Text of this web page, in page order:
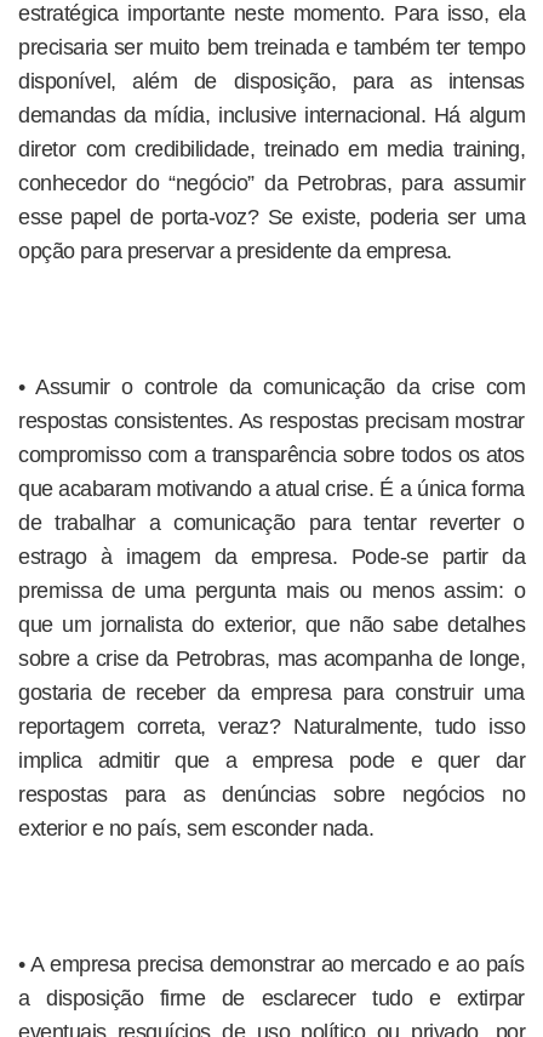
estratégica importante neste momento. Para isso, ela
precisaria ser muito bem treinada e também ter tempo
disponível, além de disposição, para as intensas
demandas da mídia, inclusive internacional. Há algum
diretor com credibilidade, treinado em media training,
conhecedor do “negócio” da Petrobras, para assumir
esse papel de porta-voz? Se existe, poderia ser uma
opção para preservar a presidente da empresa.
• Assumir o controle da comunicação da crise com
respostas consistentes. As respostas precisam mostrar
compromisso com a transparência sobre todos os atos
que acabaram motivando a atual crise. É a única forma
de trabalhar a comunicação para tentar reverter o
estrago à imagem da empresa. Pode-se partir da
premissa de uma pergunta mais ou menos assim: o
que um jornalista do exterior, que não sabe detalhes
sobre a crise da Petrobras, mas acompanha de longe,
gostaria de receber da empresa para construir uma
reportagem correta, veraz? Naturalmente, tudo isso
implica admitir que a empresa pode e quer dar
respostas para as denúncias sobre negócios no
exterior e no país, sem esconder nada.
• A empresa precisa demonstrar ao mercado e ao país
a disposição firme de esclarecer tudo e extirpar
eventuais resquícios de uso político ou privado, por